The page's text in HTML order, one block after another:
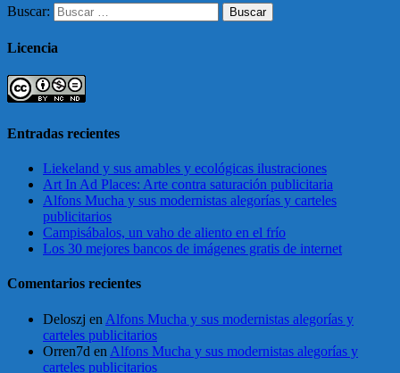
Buscar:
Licencia
Entradas recientes
Liekeland y sus amables y ecológicas ilustraciones
Art In Ad Places: Arte contra saturación publicitaria
Alfons Mucha y sus modernistas alegorías y carteles
publicitarios
Campisábalos, un vaho de aliento en el frío
Los 30 mejores bancos de imágenes gratis de internet
Comentarios recientes
Deloszj en Alfons Mucha y sus modernistas alegorías y
carteles publicitarios
Orren7d en Alfons Mucha y sus modernistas alegorías y
carteles publicitarios